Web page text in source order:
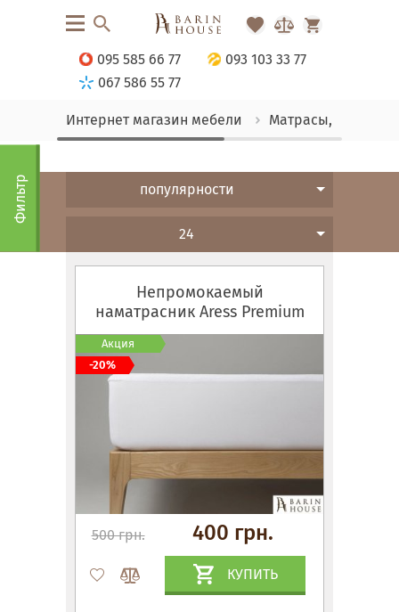
095 585 66 77
093 103 33 77
067 586 55 77
Интернет магазин мебели Матрасы, текстиль
Фильтр популярности
24
Непромокаемый
наматрасник Aress Premium
500 грн. 400 грн.
КУПИТЬ
Акция
-20%